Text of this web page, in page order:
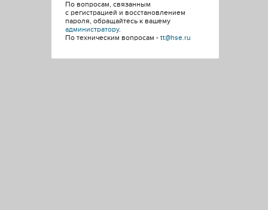
По вопросам, связанным
с регистрацией и восстановлением
пароля, обращайтесь к вашему
администратору.
По техническим вопросам - tt@hse.ru